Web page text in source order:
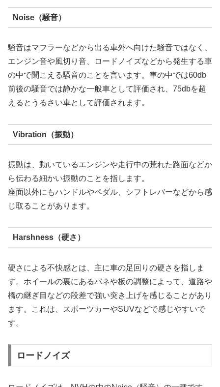
Noise（騒音）
騒音はマフラーなどから出る車外へ向けた騒音ではなく、
エンジン音や風切り音、ロードノイズなどから発生する車
の中で聞こえる騒音のことを言います。車の中では60db
前後の騒音では静かな一般車として評価され、75dbを超
えるとうるさい車として評価されます。
Vibration（振動）
振動は、動いているエンジンや走行中の荒れた路面などか
ら伝わる細かい振動のことを指します。
座面以外にもハンドルやペダル、シフトレバーなどから感
じ取ることがあります。
Harshness（硬さ）
硬さによる不快感とは、主に車の足回りの硬さを指しま
す。ホイールの裏にあるバネや板の調整によって、道路や
橋の継ぎ目などの段差で強い突き上げを感じることがあり
ます。これは、スポーツカーやSUVなどで感じやすいで
す。
ロードノイズ